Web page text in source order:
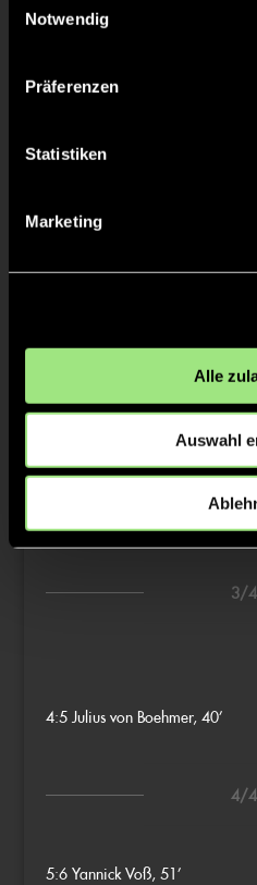
Notwendig
Präferenzen
Statistiken
Marketing
Alle
Auswahl
4’
2:2 Moritz Lohstöter, 9’
2/4
Frederick Martins, 18’
Max Borrmann, 20’
3/4
4:5 Julius von Boehmer, 40’
4/4
5:6 Yannick Voß, 51’